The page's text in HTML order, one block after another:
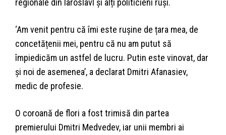
regionale din Iaroslavl și alți politicieni ruși.
‘Am venit pentru că îmi este rușine de țara mea, de
concetățenii mei, pentru că nu am putut să
împiedicăm un astfel de lucru. Putin este vinovat, dar
și noi de asemenea’, a declarat Dmitri Afanasiev,
medic de profesie.
O coroană de flori a fost trimisă din partea
premierului Dmitri Medvedev, iar unii membri ai